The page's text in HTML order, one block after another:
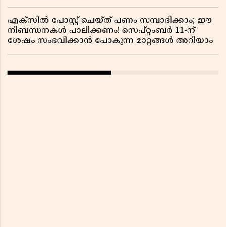
എക്സിൽ പോസ്റ്റ് ചെയ്ത് പണം സമ്പാദിക്കാം; ഈ
നിബന്ധനകൾ പാലിക്കണം! സെപ്റ്റംബർ 11-ന്
ശേഷം സംഭവിക്കാൻ പോകുന്ന മാറ്റങ്ങൾ അറിയാം